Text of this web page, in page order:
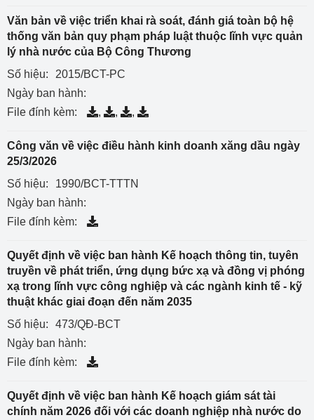
Văn bản về việc triển khai rà soát, đánh giá toàn bộ hệ
thống văn bản quy phạm pháp luật thuộc lĩnh vực quản
lý nhà nước của Bộ Công Thương
Số hiệu:
2015/BCT-PC
Ngày ban hành:
File đính kèm:
, , ,
Công văn về việc điều hành kinh doanh xăng dầu ngày
25/3/2026
Số hiệu:
1990/BCT-TTTN
Ngày ban hành:
File đính kèm:
Quyết định về việc ban hành Kế hoạch thông tin, tuyên
truyền về phát triển, ứng dụng bức xạ và đồng vị phóng
xạ trong lĩnh vực công nghiệp và các ngành kinh tế - kỹ
thuật khác giai đoạn đến năm 2035
Số hiệu:
473/QĐ-BCT
Ngày ban hành:
File đính kèm:
Quyết định về việc ban hành Kế hoạch giám sát tài
chính năm 2026 đối với các doanh nghiệp nhà nước do